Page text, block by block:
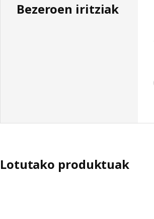
Bezeroen iritziak
Lotutako produktuak